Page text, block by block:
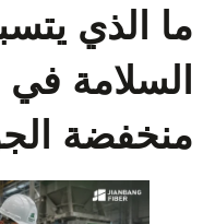
ما الذي
السلامة في
منخفضة